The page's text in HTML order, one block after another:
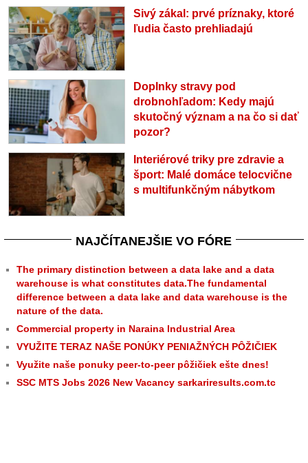
Sivý zákal: prvé príznaky, ktoré
ľudia často prehliadajú
Doplnky stravy pod
drobnohľadom: Kedy majú
skutočný význam a na čo si dať
pozor?
Interiérové triky pre zdravie a
šport: Malé domáce telocvične
s multifunkčným nábytkom
NAJČÍTANEJŠIE VO FÓRE
The primary distinction between a data lake and a data
warehouse is what constitutes data.The fundamental
difference between a data lake and data warehouse is the
nature of the data.
Commercial property in Naraina Industrial Area
VYUŽITE TERAZ NAŠE PONÚKY PENIAŽNÝCH PÔŽIČIEK
Využite naše ponuky peer-to-peer pôžičiek ešte dnes!
SSC MTS Jobs 2026 New Vacancy sarkariresults.com.tc